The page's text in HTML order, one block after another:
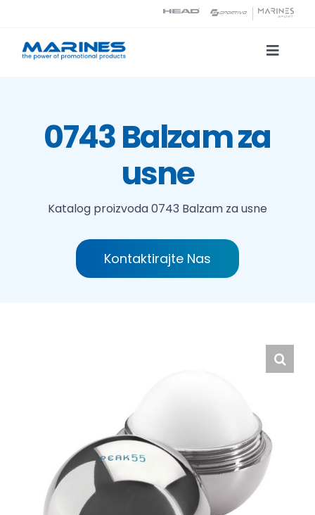
content
Toggle
Tehnologije tiska
0743 Balzam za
usne
Katalog proizvoda0743 Balzam za usne
Kontaktirajte Nas